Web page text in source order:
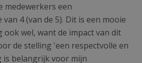
medewerkers een
4 (van de 5). Dit is een mooie
ook wel, want de impact van dit
de stelling 'een respectvolle en
is belangrijk voor mijn